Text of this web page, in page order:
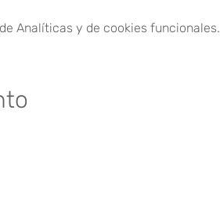
Analíticas y de cookies funcionales.